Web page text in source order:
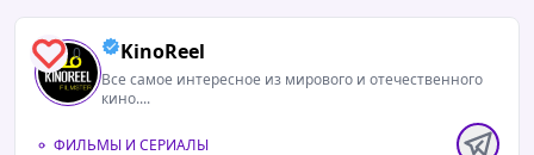
0 KinoReel
Все самое интересное из мирового и отечественного
кино....
ФИЛЬМЫ И СЕРИАЛЫ